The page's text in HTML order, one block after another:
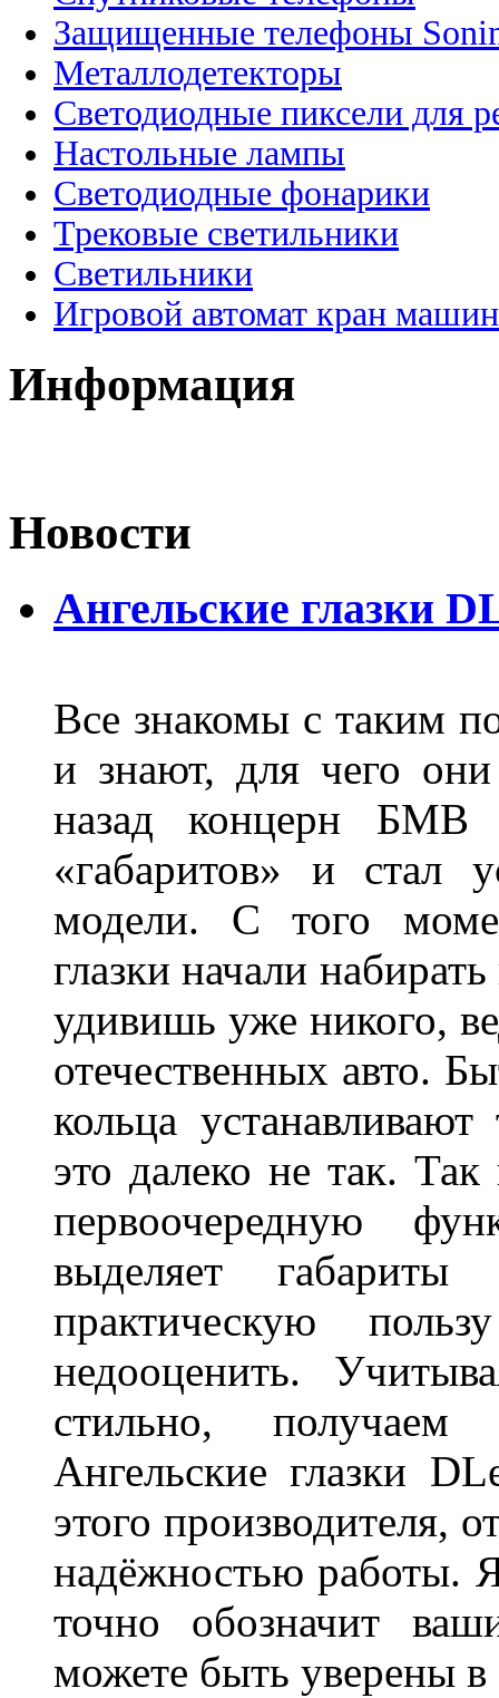
Защищенные телефоны
Металлодетекторы
Светодиодные пиксели для
Настольные лампы
Светодиодные фонарики
Трековые светильники
Светильники
Игровой автомат кран
Информация
Новости
Ангельские глазки
Все знакомы с таким
и знают, для чего
назад концерн БМВ
«габаритов» и стал
модели. С того
глазки начали
удивишь уже никого,
отечественных авто.
кольца
это далеко не так. Так
первоочередную
выделяет
практическую
недооценить.
стильно,
Ангельские глазки
этого производителя,
надёжностью работы.
точно обозначит
можете быть уверены